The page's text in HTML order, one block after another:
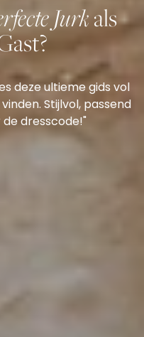
Jurkals
deze ultieme gids vol
Stijlvol, passend
dresscode!"